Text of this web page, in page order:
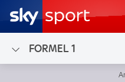
FORMEL 1